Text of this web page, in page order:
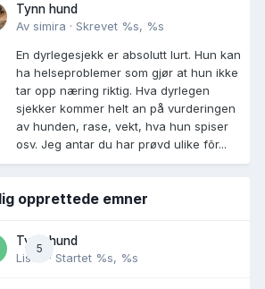
Tynn hund
Av simira · Skrevet %s, %s
En dyrlegesjekk er absolutt lurt. Hun kan
ha helseproblemer som gjør at hun ikke
tar opp næring riktig. Hva dyrlegen
sjekker kommer helt an på vurderingen
av hunden, rase, vekt, hva hun spiser
osv. Jeg antar du har prøvd ulike fõr...
opprettede emner
5
Tynn hund
Lisen
· Startet %s, %s